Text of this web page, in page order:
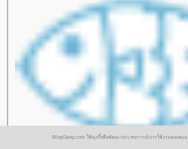
BlogGang.com ใช้คุกกี้เพื่อพัฒนาประสบการณ์การใช้งานของคุณ